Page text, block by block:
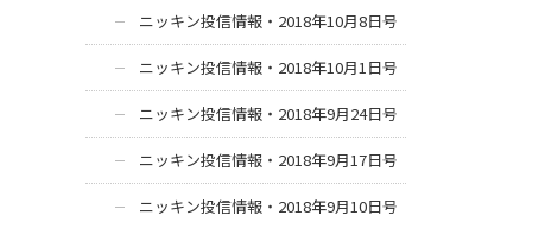
ニッキン投信情報・2018年10月8日号
ニッキン投信情報・2018年10月1日号
ニッキン投信情報・2018年9月24日号
ニッキン投信情報・2018年9月17日号
ニッキン投信情報・2018年9月10日号